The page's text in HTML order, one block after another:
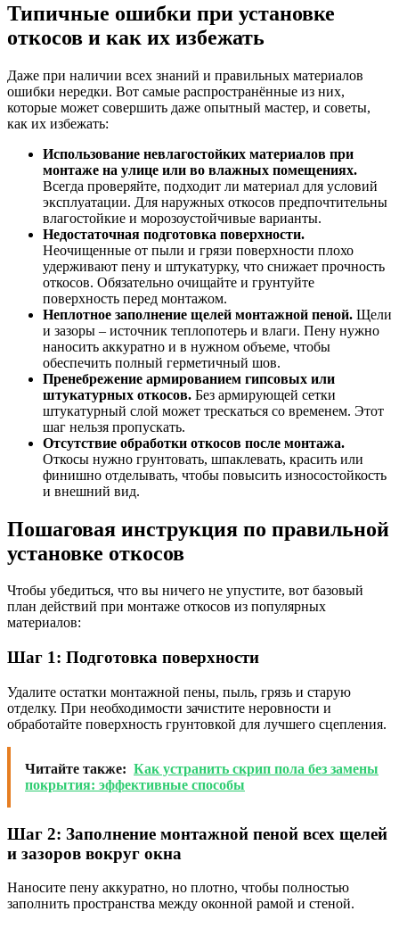
Типичные ошибки при установке
откосов и как их избежать
Даже при наличии всех знаний и правильных материалов
ошибки нередки. Вот самые распространённые из них,
которые может совершить даже опытный мастер, и советы,
как их избежать:
Использование невлагостойких материалов при
монтаже на улице или во влажных помещениях.
Всегда проверяйте, подходит ли материал для условий
эксплуатации. Для наружных откосов предпочтительны
влагостойкие и морозоустойчивые варианты.
Недостаточная подготовка поверхности.
Неочищенные от пыли и грязи поверхности плохо
удерживают пену и штукатурку, что снижает прочность
откосов. Обязательно очищайте и грунтуйте
поверхность перед монтажом.
Неплотное заполнение щелей монтажной пеной. Щели
и зазоры – источник теплопотерь и влаги. Пену нужно
наносить аккуратно и в нужном объеме, чтобы
обеспечить полный герметичный шов.
Пренебрежение армированием гипсовых или
штукатурных откосов. Без армирующей сетки
штукатурный слой может трескаться со временем. Этот
шаг нельзя пропускать.
Отсутствие обработки откосов после монтажа.
Откосы нужно грунтовать, шпаклевать, красить или
финишно отделывать, чтобы повысить износостойкость
и внешний вид.
Пошаговая инструкция по правильной
установке откосов
Чтобы убедиться, что вы ничего не упустите, вот базовый
план действий при монтаже откосов из популярных
материалов:
Шаг 1: Подготовка поверхности
Удалите остатки монтажной пены, пыль, грязь и старую
отделку. При необходимости зачистите неровности и
обработайте поверхность грунтовкой для лучшего сцепления.
Читайте также: Как устранить скрип пола без замены
покрытия: эффективные способы
Шаг 2: Заполнение монтажной пеной всех щелей
и зазоров вокруг окна
Наносите пену аккуратно, но плотно, чтобы полностью
заполнить пространства между оконной рамой и стеной.